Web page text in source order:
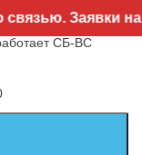
Заявки
СБ-ВС